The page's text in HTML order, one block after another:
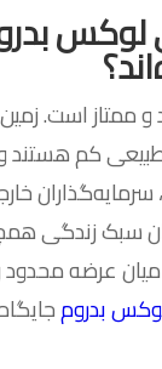
و ممتاز است.
کم هستند
سبک زندگی
عرضه محدود
بدروم